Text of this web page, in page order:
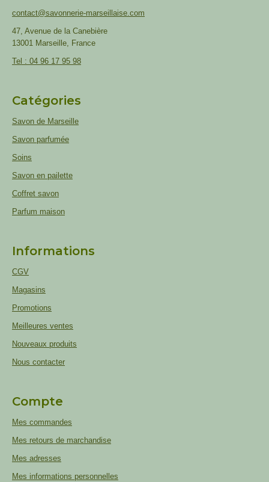
contact@savonnerie-marseillaise.com
47, Avenue de la Canebière
13001 Marseille, France
Tel : 04 96 17 95 98
Catégories
Savon de Marseille
Savon parfumée
Soins
Savon en pailette
Coffret savon
Parfum maison
Informations
CGV
Magasins
Promotions
Meilleures ventes
Nouveaux produits
Nous contacter
Compte
Mes commandes
Mes retours de marchandise
Mes adresses
Mes informations personnelles